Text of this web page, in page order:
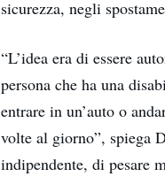
sicurezza, negli
“L’idea era di essere
persona che ha una
entrare in un’auto o
volte al giorno”, spiega
indipendente, di pesare